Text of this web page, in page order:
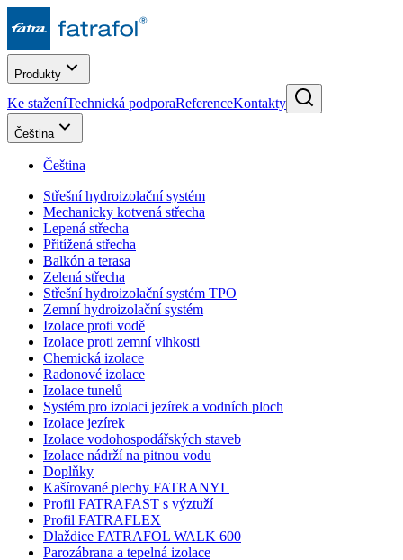
Produkty
Ke staženíTechnická podporaReferenceKontakty
Čeština
Čeština
Střešní hydroizolační systém
Mechanicky kotvená střecha
Lepená střecha
Přitížená střecha
Balkón a terasa
Zelená střecha
Střešní hydroizolační systém TPO
Zemní hydroizolační systém
Izolace proti vodě
Izolace proti zemní vlhkosti
Chemická izolace
Radonové izolace
Izolace tunelů
Systém pro izolaci jezírek a vodních ploch
Izolace jezírek
Izolace vodohospodářských staveb
Izolace nádrží na pitnou vodu
Doplňky
Kašírované plechy FATRANYL
Profil FATRAFAST s výztuží
Profil FATRAFLEX
Dlaždice FATRAFOL WALK 600
Parozábrana a tepelná izolace